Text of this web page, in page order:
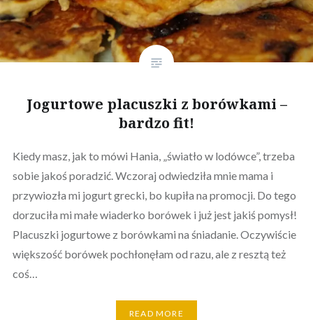
Jogurtowe placuszki z borówkami –
bardzo fit!
Kiedy masz, jak to mówi Hania, „światło w lodówce”, trzeba
sobie jakoś poradzić. Wczoraj odwiedziła mnie mama i
przywiozła mi jogurt grecki, bo kupiła na promocji. Do tego
dorzuciła mi małe wiaderko borówek i już jest jakiś pomysł!
Placuszki jogurtowe z borówkami na śniadanie. Oczywiście
większość borówek pochłonęłam od razu, ale z resztą też
coś…
READ MORE